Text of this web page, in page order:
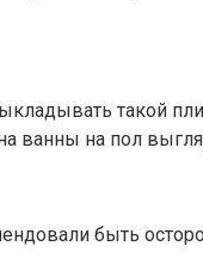
такой
ванны на пол
быть